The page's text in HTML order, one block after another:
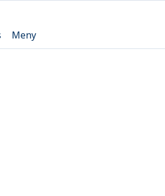
Meny